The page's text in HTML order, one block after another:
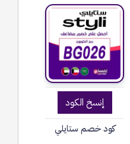
إنسخ الكود
كود خصم ستايلي